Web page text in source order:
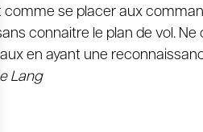
comme se placer aux
connaitre le plan de vol.
en ayant une
Lang